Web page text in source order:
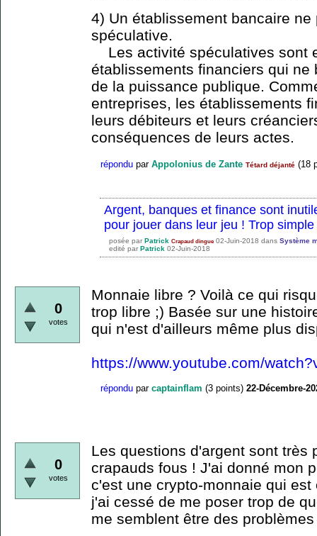
4) Un établissement bancaire
spéculative.
Les activité spéculatives sont
établissements financiers qui
de la puissance publique.
entreprises, les établissements
leurs débiteurs et leurs
conséquences de leurs actes.
répondu par Appolonius de Zante Tétard déjanté (18
Argent, banques et finance sont
pour jouer dans leur jeu ! Trop simple
posée par Patrick Crapaud dingue 02-Juin-2018 dans Système
edité par Patrick 02-Juin-2018
0
votes
Monnaie libre ? Voilà ce qui
trop libre ;) Basée sur une
qui n'est d'ailleurs même plus
https://www.youtube.com/
répondu par captainflam (3 points) 22-Décembre-
0
votes
Les questions d'argent sont très
crapauds fous ! J'ai donné mon
c'est une crypto-monnaie qui est
j'ai cessé de me poser trop de
me semblent être des